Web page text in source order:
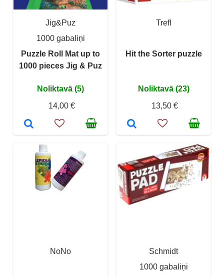
Jig&Puz
1000 gabaliņi
Puzzle Roll Mat up to
1000 pieces Jig & Puz
Noliktavā (5)
14,00 €
Trefl
Hit the Sorter puzzle
Noliktavā (23)
13,50 €
NoNo
Schmidt
1000 gabaliņi